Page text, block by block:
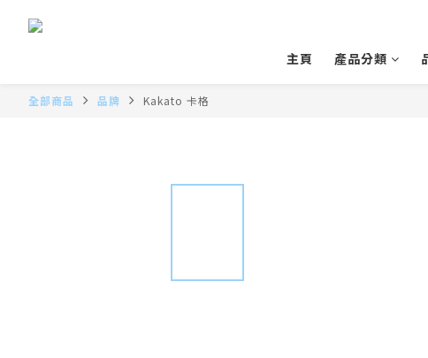
主頁
產品分類
全部商品 品牌 Kakato 卡格